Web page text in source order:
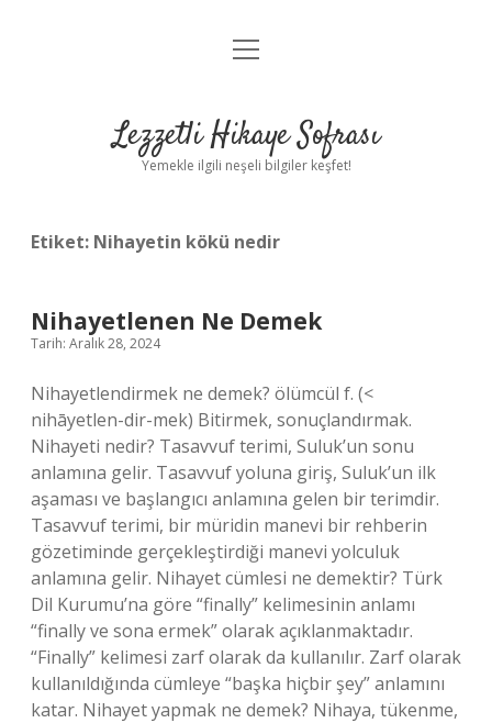
Anasayfa
Yasal Uyarı
menüyü
Lezzetli Hikaye Sofrası
Yemekle ilgili neşeli bilgiler keşfet!
Etiket: Nihayetin kökü nedir
Nihayetlenen Ne Demek
Tarih: Aralık 28, 2024
Nihayetlendirmek ne demek? ölümcül f. (<
nihāyetlen-dir-mek) Bitirmek, sonuçlandırmak.
Nihayeti nedir? Tasavvuf terimi, Suluk’un sonu
anlamına gelir. Tasavvuf yoluna giriş, Suluk’un ilk
aşaması ve başlangıcı anlamına gelen bir terimdir.
Tasavvuf terimi, bir müridin manevi bir rehberin
gözetiminde gerçekleştirdiği manevi yolculuk
anlamına gelir. Nihayet cümlesi ne demektir? Türk
Dil Kurumu’na göre “finally” kelimesinin anlamı
“finally ve sona ermek” olarak açıklanmaktadır.
“Finally” kelimesi zarf olarak da kullanılır. Zarf olarak
kullanıldığında cümleye “başka hiçbir şey” anlamını
katar. Nihayet yapmak ne demek? Nihaya, tükenme,